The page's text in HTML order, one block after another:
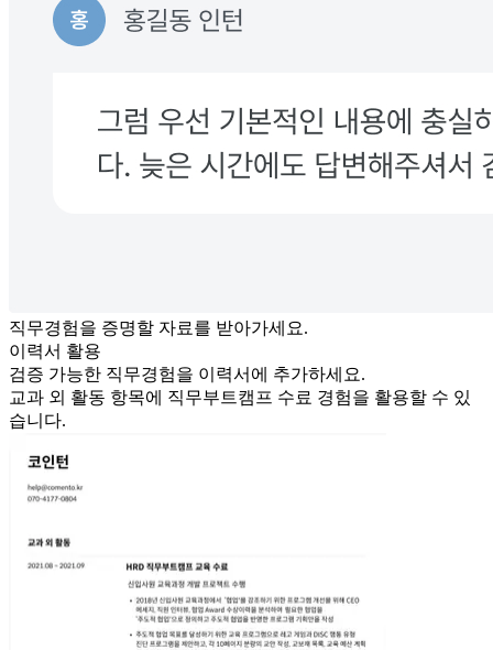
직무경험을 증명할 자료를 받아가세요.
이력서 활용
검증 가능한 직무경험을 이력서에 추가하세요.
교과 외 활동 항목에 직무부트캠프 수료 경험을 활용할 수 있
습니다.